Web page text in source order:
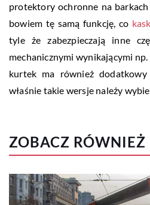
protektory ochronne na barkach
bowiem tę samą funkcję, co
tyle że zabezpieczają inne
mechanicznymi wynikającymi
kurtek ma również
właśnie takie wersje należy
ZOBACZ RÓWNIEŻ